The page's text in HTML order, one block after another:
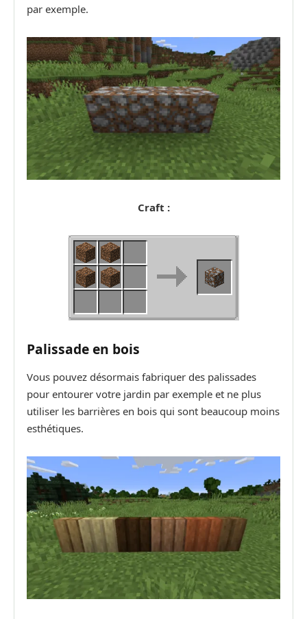
par exemple.
Craft :
Palissade en bois
Vous pouvez désormais fabriquer des palissades
pour entourer votre jardin par exemple et ne plus
utiliser les barrières en bois qui sont beaucoup moins
esthétiques.